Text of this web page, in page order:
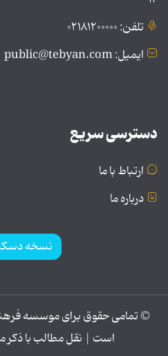
تلفن: ۰۲۱۸۱۲۰۰۰۰۰
ایمیل: public@tebyan.com
دسترسی سریع
ارتباط با ما
درباره ما
نسخه
© تمامی حقوق برای موسسه
است | نقل مطالب با ذکر